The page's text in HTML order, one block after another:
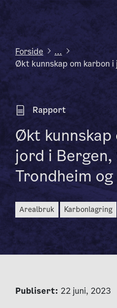
Forside
...
Økt kunnskap om karbon i
Rapport
Økt kunnskap
jord i Bergen,
Trondheim og
arealbruk karbonlagring
Publisert: 22 juni, 2023